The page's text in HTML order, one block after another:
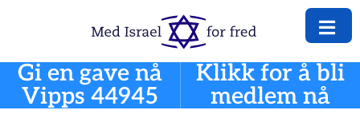
Gi en gave nå
Vipps 44945
Klikk for å bli
medlem nå